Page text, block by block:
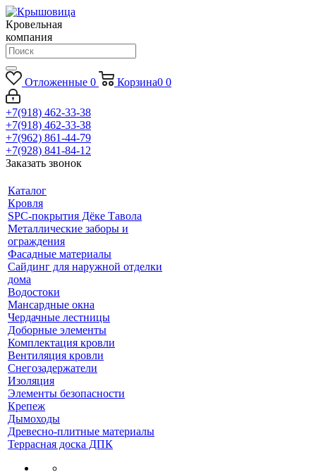
Кровельная
компания
Отложенные 0 Корзина0 0
+7(918) 462-33-38
+7(918) 462-33-38
+7(962) 861-44-79
+7(928) 841-84-12
Заказать звонок
Каталог
Кровля
SPC-покрытия Дёке Тавола
Металлические заборы и
ограждения
Фасадные материалы
Сайдинг для наружной отделки
дома
Водостоки
Мансардные окна
Чердачные лестницы
Доборные элементы
Комплектация кровли
Вентиляция кровли
Снегозадержатели
Изоляция
Элементы безопасности
Крепеж
Дымоходы
Древесно-плитные материалы
Террасная доска ДПК